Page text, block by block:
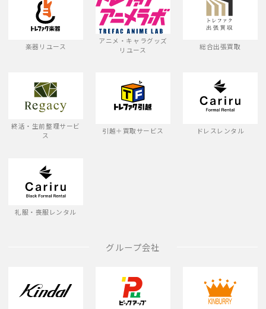
楽器リユース
アニメ・キャラグッズ
リユース
総合出張買取
終活・生前整理サービ
ス
引越＋買取サービス ドレスレンタル
礼服・喪服レンタル
グループ会社